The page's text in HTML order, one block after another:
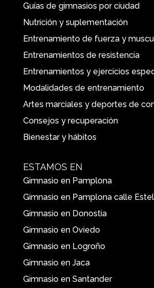
Guías de gimnasios por ciudad
Nutrición y suplementación
Entrenamiento de fuerza y
Entrenamientos de resistencia
Entrenamientos y ejercicios
Modalidades de entrenamiento
Artes marciales y deportes de
Consejos y recuperación
Bienestar y hábitos
ESTAMOS EN
Gimnasio en Pamplona
Gimnasio en Pamplona calle
Gimnasio en Donostia
Gimnasio en Oviedo
Gimnasio en Logroño
Gimnasio en Jaca
Gimnasio en Santander